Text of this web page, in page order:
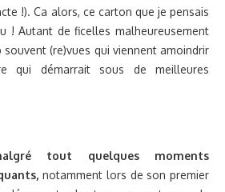
!). Ca alors, ce carton que je pensais
! Autant de ficelles malheureusement
(re)vues qui viennent amoindrir
qui démarrait sous de meilleures
tout quelques moments
notamment lors de son premier